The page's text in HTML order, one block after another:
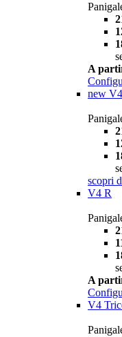
A
new
scopri
V4 R
A
V4